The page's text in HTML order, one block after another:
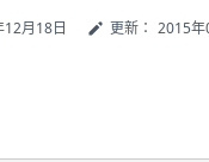
月18日 更新： 2015年